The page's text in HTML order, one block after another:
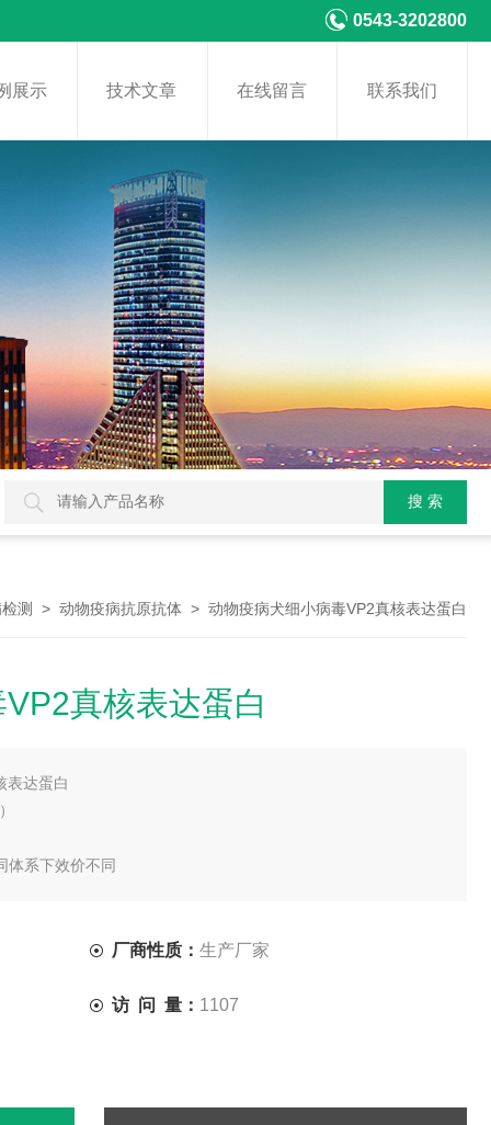
0543-3202800
展示 技术文章 在线留言 联系我们
测 > 动物疫病抗原抗体 > 动物疫病犬细小病毒VP2真核表达蛋白
真核表达蛋白
表达蛋白
体系下效价不同
厂商性质： 生产厂家
访 问 量： 1107